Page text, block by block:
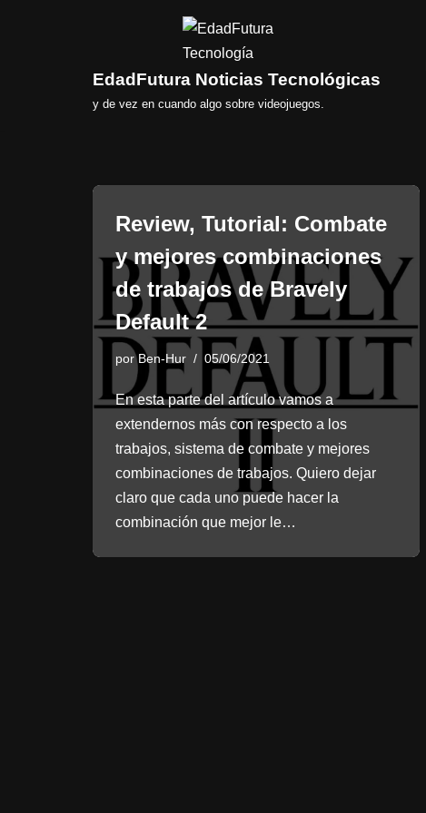
EdadFutura Noticias Tecnológicas
y de vez en cuando algo sobre videojuegos.
Review, Tutorial: Combate
y mejores combinaciones
de trabajos de Bravely
Default 2
porBen-Hur 05/06/2021
En esta parte del artículo vamos a
extendernos más con respecto a los
trabajos, sistema de combate y mejores
combinaciones de trabajos. Quiero dejar
claro que cada uno puede hacer la
combinación que mejor le…